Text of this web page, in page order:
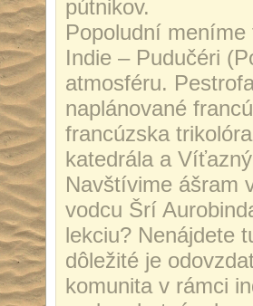
pútnikov.
Popoludní
Indie – Pudučéri
atmosféru.
naplánované
francúzska
katedrála a
Navštívime ášram
vodcu Šrí
lekciu? Nenájdete
dôležité je
komunita v rámci